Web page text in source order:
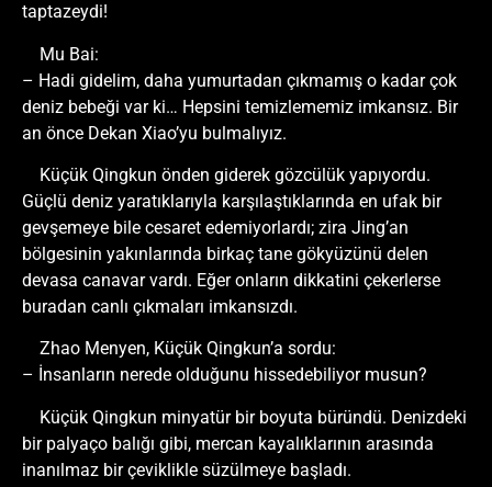
taptazeydi!
Mu Bai:
– Hadi gidelim, daha yumurtadan çıkmamış o kadar çok
deniz bebeği var ki… Hepsini temizlememiz imkansız. Bir
an önce Dekan Xiao’yu bulmalıyız.
Küçük Qingkun önden giderek gözcülük yapıyordu.
Güçlü deniz yaratıklarıyla karşılaştıklarında en ufak bir
gevşemeye bile cesaret edemiyorlardı; zira Jing’an
bölgesinin yakınlarında birkaç tane gökyüzünü delen
devasa canavar vardı. Eğer onların dikkatini çekerlerse
buradan canlı çıkmaları imkansızdı.
Zhao Menyen, Küçük Qingkun’a sordu:
– İnsanların nerede olduğunu hissedebiliyor musun?
Küçük Qingkun minyatür bir boyuta büründü. Denizdeki
bir palyaço balığı gibi, mercan kayalıklarının arasında
inanılmaz bir çeviklikle süzülmeye başladı.